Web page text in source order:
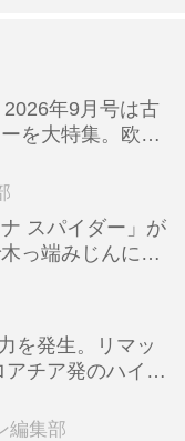
2026年9月号は古
を大特集。欧州
スパイダー」が
っ端みじんにな
を発生。リマッ
チア発のハイパ
編集部